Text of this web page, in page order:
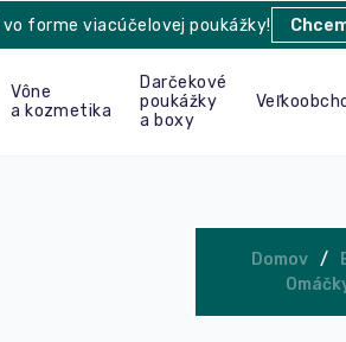
vo forme viacúčelovej poukážky!
Vône
a kozmetika
Darčekové
poukážky
a boxy
Domov